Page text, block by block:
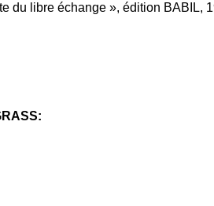
du libre échange », édition BABIL,